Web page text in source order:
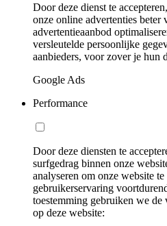
Door deze dienst te
onze online advertenties beter
advertentieaanbod
versleutelde persoonlijke
aanbieders, voor zover je hun
Google Ads
Performance
Door deze diensten te
surfgedrag binnen onze
analyseren om onze website
gebruikerservaring
toestemming gebruiken we de
op deze website: